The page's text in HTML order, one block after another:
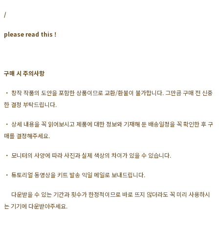
/
please read this !
구매 시 주의사항
・ 창작 작품의 도안을 포함한 상품이므로 교환/환불이 불가합니다. 그만큼 구매 전 신중
한 결정 부탁드립니다.
・ 상세 내용을 꼭 읽어보시고 제품에 대한 정보와 기재해 둔 배송일정을 꼭 확인한 후 구
매를 결정해주세요.
・ 모니터의 사양에 따라 사진과 실제 색상의 차이가 있을 수 있습니다.
・ 튜토리얼 동영상을 키트 발송 익일 메일로 보내드립니다.
다운받을 수 있는 기간과 횟수가 한정적이므로 바로 뜨지 않더라도 꼭 미리 사용하시
는 기기에 다운받아주세요.